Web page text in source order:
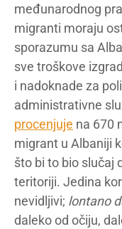
međunarodnog
migranti moraju
sporazumu sa
sve troškove
i nadoknade za
administrativne
procenjuje na 670
migrant u Albaniji
što bi to bio slučaj
teritoriji. Jedina
nevidljivi; lontano
daleko od očiju,